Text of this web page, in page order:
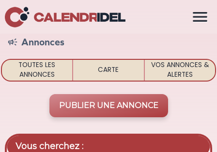
 Annonces
TOUTES LES
ANNONCES
CARTE
VOS ANNONCES &
ALERTES
PUBLIER UNE ANNONCE
Vous cherchez :
